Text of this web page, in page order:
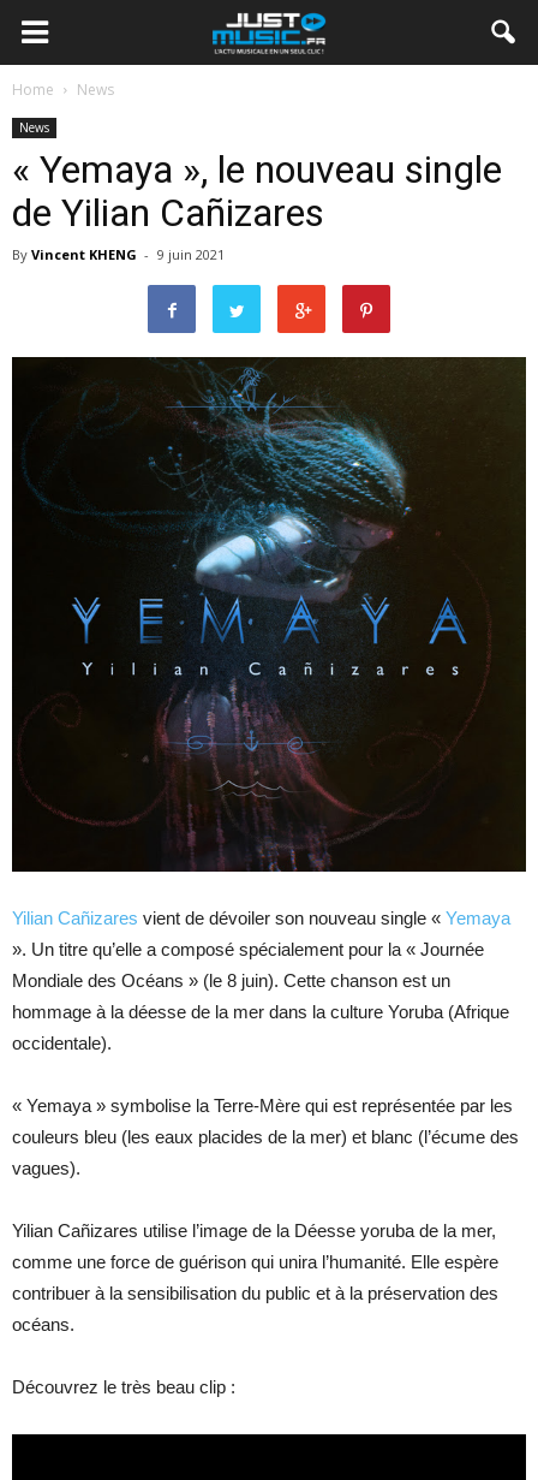
Home News
News
« Yemaya », le nouveau single
de Yilian Cañizares
By Vincent KHENG - 9 juin 2021
Yilian Cañizares vient de dévoiler son nouveau single « Yemaya
». Un titre qu’elle a composé spécialement pour la « Journée
Mondiale des Océans » (le 8 juin). Cette chanson est un
hommage à la déesse de la mer dans la culture Yoruba (Afrique
occidentale).
« Yemaya » symbolise la Terre-Mère qui est représentée par les
couleurs bleu (les eaux placides de la mer) et blanc (l’écume des
vagues).
Yilian Cañizares utilise l’image de la Déesse yoruba de la mer,
comme une force de guérison qui unira l’humanité. Elle espère
contribuer à la sensibilisation du public et à la préservation des
océans.
Découvrez le très beau clip :